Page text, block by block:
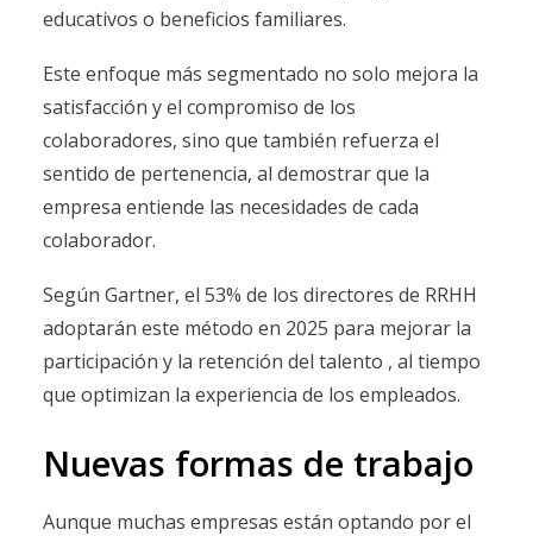
educativos o beneficios familiares.
Este enfoque más segmentado no solo mejora la
satisfacción y el compromiso de los
colaboradores, sino que también refuerza el
sentido de pertenencia, al demostrar que la
empresa entiende las necesidades de cada
colaborador.
Según Gartner, el 53% de los directores de RRHH
adoptarán este método en 2025 para mejorar la
participación y la retención del talento , al tiempo
que optimizan la experiencia de los empleados.
Nuevas formas de trabajo
Aunque muchas empresas están optando por el